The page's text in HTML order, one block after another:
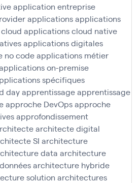
application entreprise
applicationsapplications
applications cloud native
applications digitales
no codeapplications métier
on-premise
spécifiques
dayapprentissageapprentissage
approche DevOpsapproche
approfondissement
architecte digital
SI architecture
data architecture
architecture hybride
solution architectures